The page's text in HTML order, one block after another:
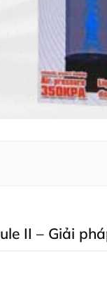
II – Giải